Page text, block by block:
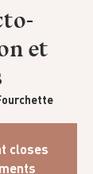
et
closes